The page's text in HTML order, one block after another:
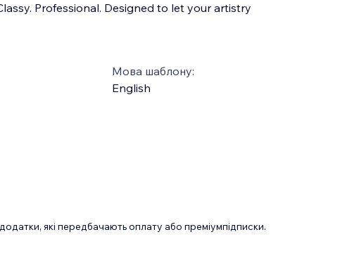
Professional. Designed to let your artistry
Мова шаблону:
English
які передбачають оплату або преміумпідписки.